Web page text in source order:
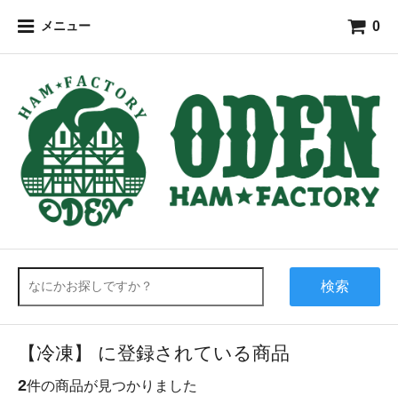
メニュー 0
検索
【冷凍】 に登録されている商品
2件の商品が見つかりました